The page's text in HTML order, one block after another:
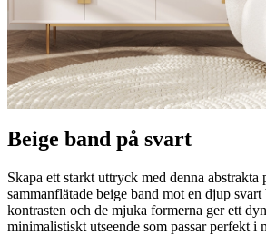
Beige band på svart
Skapa ett starkt uttryck med denna abstrakta
sammanflätade beige band mot en djup
kontrasten och de mjuka formerna ger ett
minimalistiskt utseende som passar perfekt i